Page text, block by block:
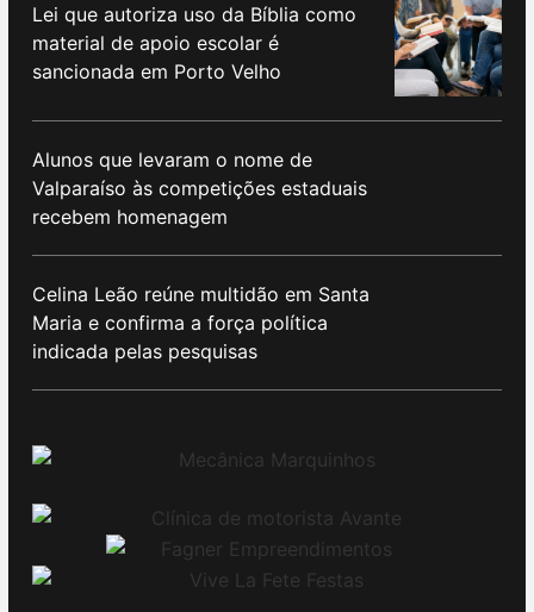
Lei que autoriza uso da Bíblia como
material de apoio escolar é
sancionada em Porto Velho
Alunos que levaram o nome de
Valparaíso às competições estaduais
recebem homenagem
Celina Leão reúne multidão em Santa
Maria e confirma a força política
indicada pelas pesquisas